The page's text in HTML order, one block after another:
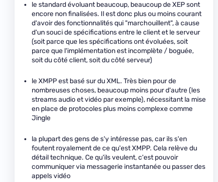
le standard évoluant beaucoup, beaucoup de XEP sont
encore non finalisées. Il est donc plus ou moins courant
d'avoir des fonctionnalités qui "marchouillent", à cause
d'un souci de spécifications entre le client et le serveur
(soit parce que les spécifications ont évoluées, soit
parce que l'implémentation est incomplète / boguée,
soit du côté client, soit du côté serveur)
le XMPP est basé sur du XML. Très bien pour de
nombreuses choses, beaucoup moins pour d'autre (les
streams audio et vidéo par exemple), nécessitant la mise
en place de protocoles plus moins complexe comme
Jingle
la plupart des gens de s'y intéresse pas, car ils s'en
foutent royalement de ce qu'est XMPP. Cela relève du
détail technique. Ce qu'ils veulent, c'est pouvoir
communiquer via messagerie instantanée ou passer des
appels vidéo